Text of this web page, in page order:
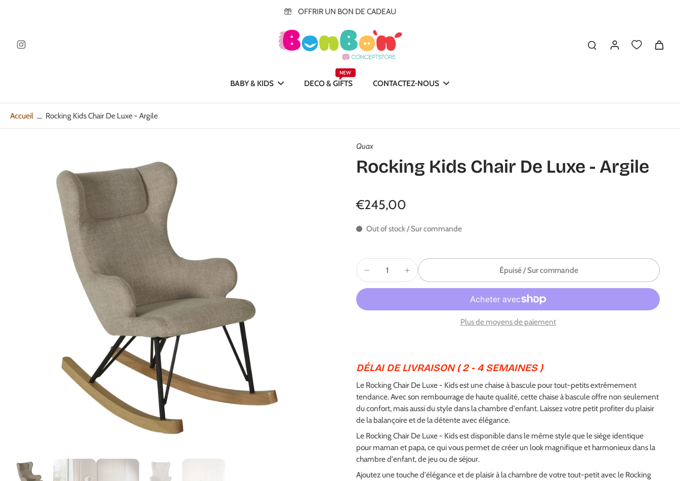
OFFRIR UN BON DE CADEAU
BABY & KIDS DECO & GIFTS
NEW
CONTACTEZ-NOUS
Accueil Rocking Kids Chair De Luxe - Argile
informations
Quax
Rocking Kids Chair De Luxe - Argile
€245,00
Out of stock / Sur commande
Épuisé / Sur commande
Plus de moyens de paiement
DÉLAI DE LIVRAISON ( 2 - 4 SEMAINES )
Le Rocking Chair De Luxe - Kids est une chaise à bascule pour tout-petits extrêmement
tendance. Avec son rembourrage de haute qualité, cette chaise à bascule offre non seulement
du confort, mais aussi du style dans la chambre d'enfant. Laissez votre petit profiter du plaisir
de la balançoire et de la détente avec élégance.
Le Rocking Chair De Luxe - Kids est disponible dans le même style que le siège identique
pour maman et papa, ce qui vous permet de créer un look magnifique et harmonieux dans la
chambre d'enfant, de jeu ou de séjour.
Ajoutez une touche d'élégance et de plaisir à la chambre de votre tout-petit avec le Rocking